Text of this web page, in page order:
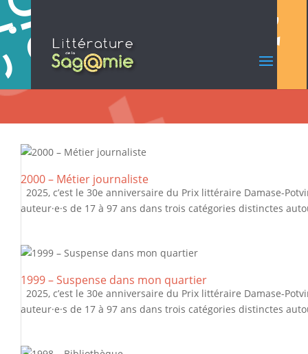
2000 – Métier journaliste
2025, c’est le 30e anniversaire du Prix littéraire Damase-
auteur·e·s de 17 à 97 ans dans trois catégories distinctes
1999 – Suspense dans mon quartier
2025, c’est le 30e anniversaire du Prix littéraire Damase-
auteur·e·s de 17 à 97 ans dans trois catégories distinctes